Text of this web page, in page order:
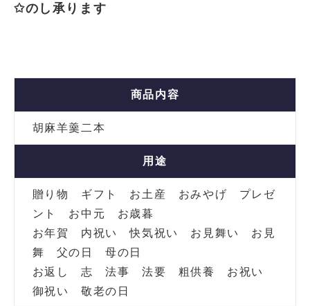
✩のし承ります
商品内容
胡麻羊羹二本
用途
贈り物 ギフト お土産 おみやげ プレゼ
ント お中元 お歳暮
お年賀 内祝い 快気祝い お見舞い お見
舞 父の日 母の日
お返し 志 法事 法要 粗供養 お祝い
御祝い 敬老の日